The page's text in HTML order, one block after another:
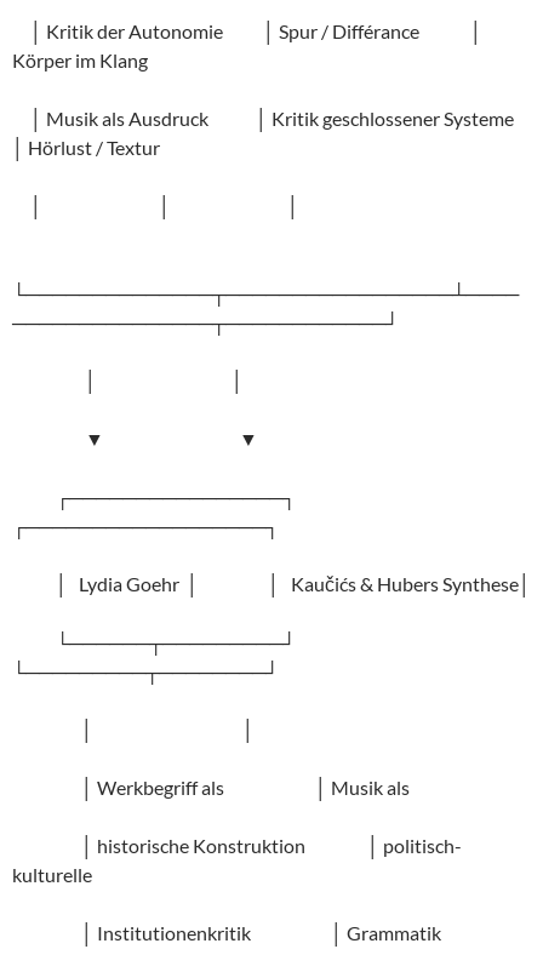
│ Kritik der Autonomie │ Spur / Différance │
Körper im Klang
│ Musik als Ausdruck │ Kritik geschlossener Systeme
│ Hörlust / Textur
└──────────────┬─────────────────┴────
───────────────┬────────────┘
▼ ▼
┌────────────────┐
┌──────────────────┐
│ Lydia Goehr │ │ Kaučićs & Hubers Synthese│
└──────┬─────────┘
└─────────┬────────┘
│ Werkbegriff als │ Musik als
│ historische Konstruktion │ politisch-
kulturelle
│ Institutionenkritik │ Grammatik